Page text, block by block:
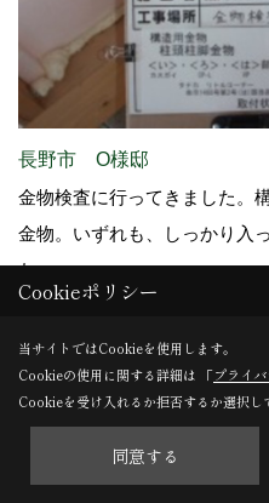
長野市 O様邸
金物検査に行ってきました。
金物。いずれも、しっかり入
た。
27. 2014年09月19日
Cookieポリシー
当サイトではCookieを使用します。
Cookieの使用に関する詳細は 「プライ
Cookieを受け入れるか拒否するか選択し
同意する